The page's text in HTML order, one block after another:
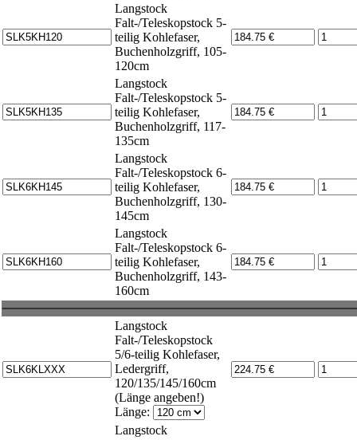
Langstock
Falt-/Teleskopstock 5-
teilig Kohlefaser,
Buchenholzgriff, 105-
120cm
Langstock
Falt-/Teleskopstock 5-
teilig Kohlefaser,
Buchenholzgriff, 117-
135cm
Langstock
Falt-/Teleskopstock 6-
teilig Kohlefaser,
Buchenholzgriff, 130-
145cm
Langstock
Falt-/Teleskopstock 6-
teilig Kohlefaser,
Buchenholzgriff, 143-
160cm
Langstock
Falt-/Teleskopstock
5/6-teilig Kohlefaser,
Ledergriff,
120/135/145/160cm
(Länge angeben!)
Länge:
Langstock